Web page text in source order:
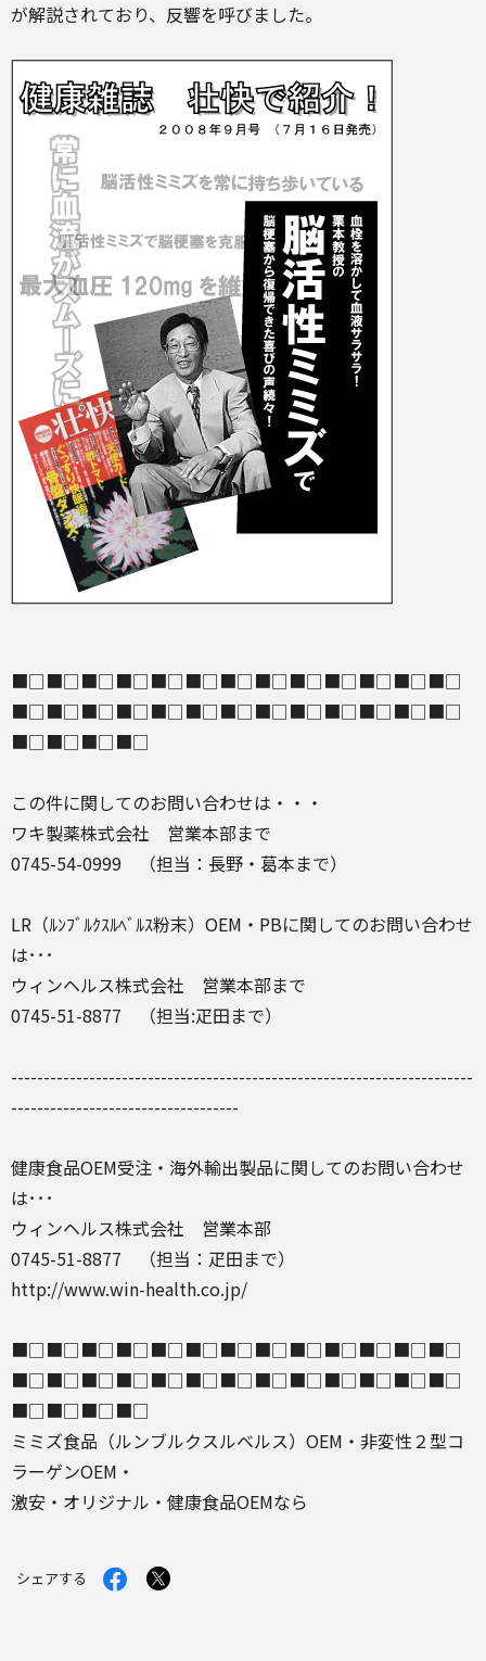
が解説されており、反響を呼びました。
■□■□■□■□■□■□■□■□■□■□■□■□■□
■□■□■□■□■□■□■□■□■□■□■□■□■□
■□■□■□■□
この件に関してのお問い合わせは・・・
ワキ製薬株式会社 営業本部まで
0745-54-0999 （担当：長野・葛本まで）
LR（ﾙﾝﾌﾞﾙｸｽﾙﾍﾞﾙｽ粉末）OEM・PBに関してのお問い合わせ
は･･･
ウィンヘルス株式会社 営業本部まで
0745-51-8877 （担当:疋田まで）
-----------------------------------------------------------------------
-----------------------------------
健康食品OEM受注・海外輸出製品に関してのお問い合わせ
は･･･
ウィンヘルス株式会社 営業本部
0745-51-8877 （担当：疋田まで）
http://www.win-health.co.jp/
■□■□■□■□■□■□■□■□■□■□■□■□■□
■□■□■□■□■□■□■□■□■□■□■□■□■□
■□■□■□■□
ミミズ食品（ルンブルクスルベルス）OEM・非変性２型コ
ラーゲンOEM・
激安・オリジナル・健康食品OEMなら
シェアする Facebook
で
X
で